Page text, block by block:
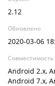
2.12
Обновлено
2020-03-06
Совместимость
Android 2.x,
Android 7.x,